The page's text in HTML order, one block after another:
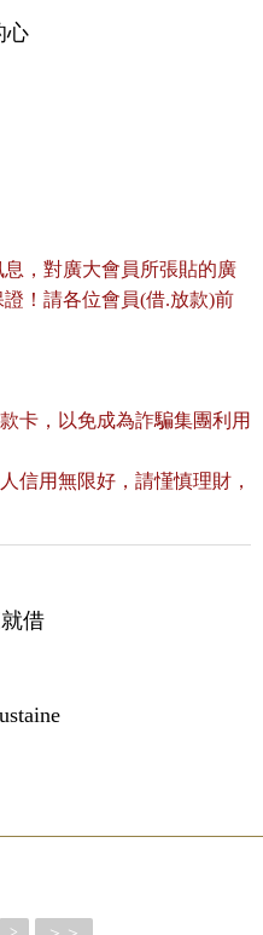
心
，對廣大會員所張貼的廣
！請各位會員(借.放款)前
卡，以免成為詐騙集團利用
信用無限好，請慬慎理財，
借